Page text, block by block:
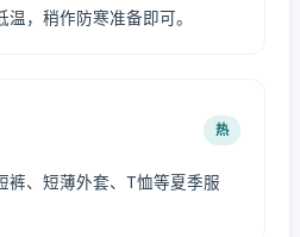
，稍作防寒准备即可。
热
裤、短薄外套、T恤等夏季服